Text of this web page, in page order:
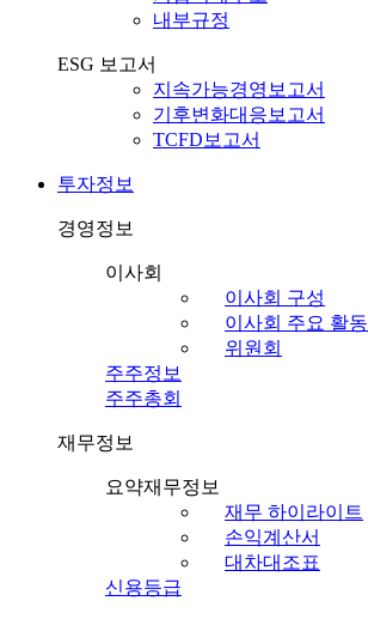
내부규정
ESG 보고서
지속가능경영보고서
기후변화대응보고서
TCFD보고서
투자정보
경영정보
이사회
이사회 구성
이사회 주요 활동
위원회
주주정보
주주총회
재무정보
요약재무정보
재무 하이라이트
손익계산서
대차대조표
신용등급